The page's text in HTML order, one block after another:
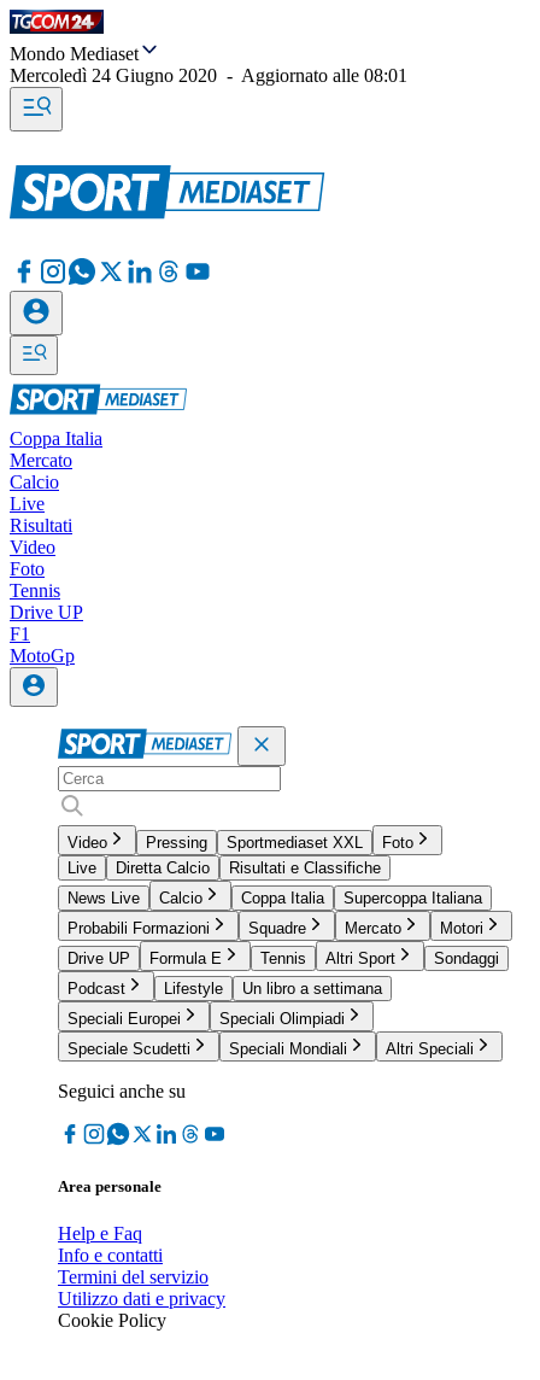
Mondo Mediaset
Mercoledì 24 Giugno 2020 - Aggiornato alle 08:01
Coppa Italia
Mercato
Calcio
Live
Risultati
Video
Foto
Tennis
Drive UP
F1
MotoGp
Video Pressing Sportmediaset XXL
Foto
Live
Diretta Calcio
Risultati e Classifiche
News Live
Calcio Coppa Italia
Supercoppa Italiana
Probabili Formazioni
Squadre Mercato
Motori
Drive UP
Formula E Tennis Altri Sport
Sondaggi
Podcast
Lifestyle
Un libro a settimana
Speciali Europei
Speciali Olimpiadi
Speciale Scudetti
Speciali Mondiali Altri Speciali
Seguici anche su
Area personale
Help e Faq
Info e contatti
Termini del servizio
Utilizzo dati e privacy
Cookie Policy